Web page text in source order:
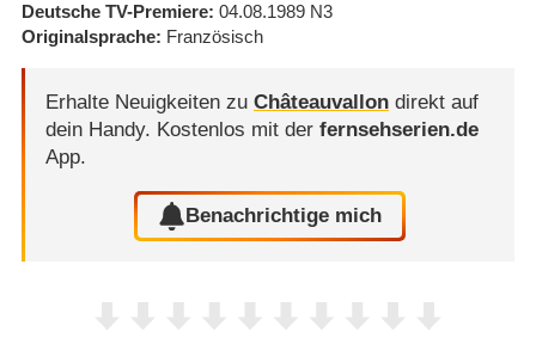
Deutsche TV-Premiere 04.08.1989 N3
Originalsprache Französisch
Erhalte Neuigkeiten zu Châteauvallondirekt auf
dein Handy. Kostenlos mit der fernsehserien.de
App.
Benachrichtige mich